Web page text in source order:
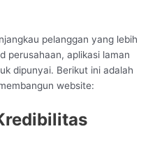
pelanggan yang lebih
perusahaan, aplikasi laman
dipunyai. Berikut ini adalah
website: